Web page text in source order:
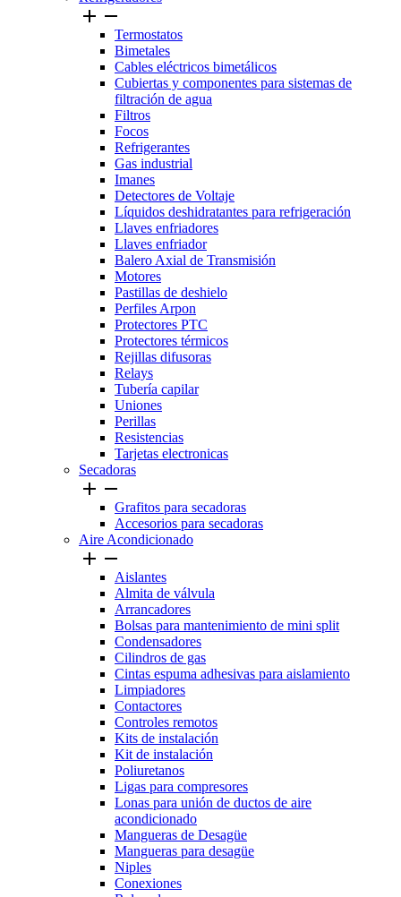
 
Termostatos
Bimetales
Cables eléctricos bimetálicos
Cubiertas y componentes para sistemas de
filtración de agua
Filtros
Focos
Refrigerantes
Gas industrial
Imanes
Detectores de Voltaje
Líquidos deshidratantes para refrigeración
Llaves enfriadores
Llaves enfriador
Balero Axial de Transmisión
Motores
Pastillas de deshielo
Perfiles Arpon
Protectores PTC
Protectores térmicos
Rejillas difusoras
Relays
Tubería capilar
Uniones
Perillas
Resistencias
Tarjetas electronicas
Secadoras
 
Grafitos para secadoras
Accesorios para secadoras
Aire Acondicionado
 
Aislantes
Almita de válvula
Arrancadores
Bolsas para mantenimiento de mini split
Condensadores
Cilindros de gas
Cintas espuma adhesivas para aislamiento
Limpiadores
Contactores
Controles remotos
Kits de instalación
Kit de instalación
Poliuretanos
Ligas para compresores
Lonas para unión de ductos de aire
acondicionado
Mangueras de Desagüe
Mangueras para desagüe
Niples
Conexiones